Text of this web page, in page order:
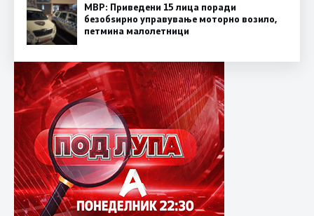
МВР: Приведени 15 лица поради
безобѕирно управување моторно возило,
петмина малолетници